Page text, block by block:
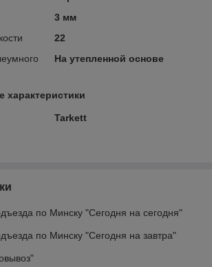
3 мм
22
На утепленной основе
характеристики
Tarkett
по Минску "Сегодня на сегодня"
по Минску "Сегодня на завтра"